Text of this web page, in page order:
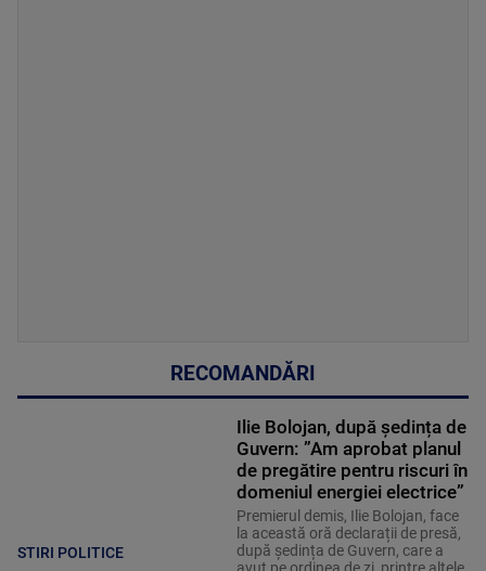
RECOMANDĂRI
STIRI POLITICE
Ilie Bolojan, după ședința de
Guvern: ”Am aprobat planul
de pregătire pentru riscuri în
domeniul energiei electrice”
Premierul demis, Ilie Bolojan, face
la această oră declarații de presă,
după ședința de Guvern, care a